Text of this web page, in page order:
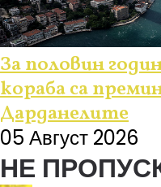
За половин
кораба са
Дарданелите
05 Август 2026
НЕ